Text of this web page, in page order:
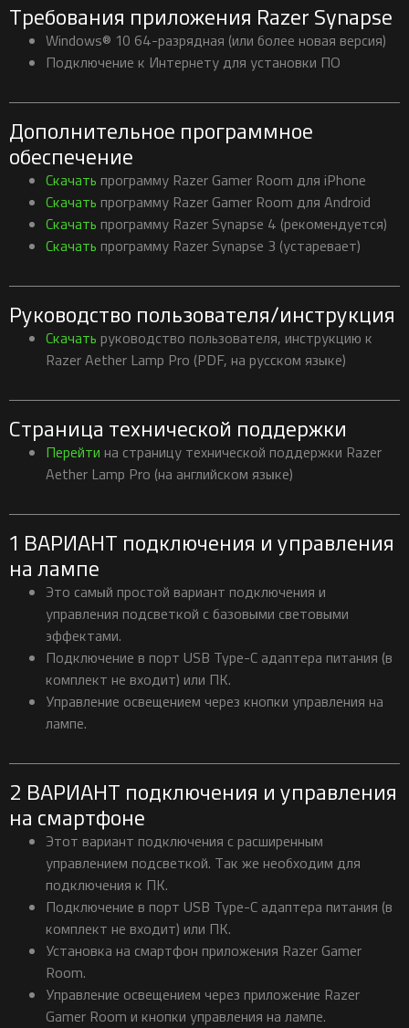
Требования приложения Razer Synapse
Windows® 10 64-разрядная (или более новая версия)
Подключение к Интернету для установки ПО
Дополнительное программное
обеспечение
Скачать программу Razer Gamer Room для iPhone
Скачать программу Razer Gamer Room для Android
Скачать программу Razer Synapse 4 (рекомендуется)
Скачать программу Razer Synapse 3 (устаревает)
Руководство пользователя/инструкция
Скачать руководство пользователя, инструкцию к
Razer Aether Lamp Pro (PDF, на русском языке)
Страница технической поддержки
Перейти на страницу технической поддержки Razer
Aether Lamp Pro (на английском языке)
1 ВАРИАНТ подключения и управления
на лампе
Это самый простой вариант подключения и
управления подсветкой с базовыми световыми
эффектами.
Подключение в порт USB Type-C адаптера питания (в
комплект не входит) или ПК.
Управление освещением через кнопки управления на
лампе.
2 ВАРИАНТ подключения и управления
на смартфоне
Этот вариант подключения с расширенным
управлением подсветкой. Так же необходим для
подключения к ПК.
Подключение в порт USB Type-C адаптера питания (в
комплект не входит) или ПК.
Установка на смартфон приложения Razer Gamer
Room.
Управление освещением через приложение Razer
Gamer Room и кнопки управления на лампе.